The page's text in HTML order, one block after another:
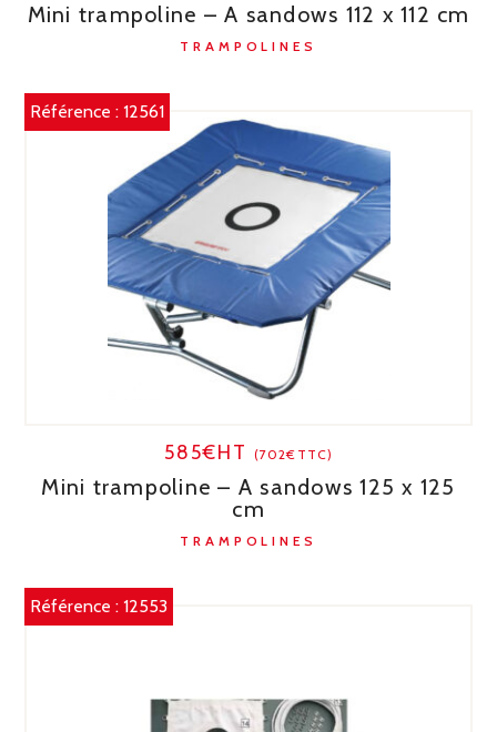
Mini trampoline – A sandows 112 x 112 cm
TRAMPOLINES
Référence :12561
585€HT (702€TTC)
Mini trampoline – A sandows 125 x 125
cm
TRAMPOLINES
Référence :12553